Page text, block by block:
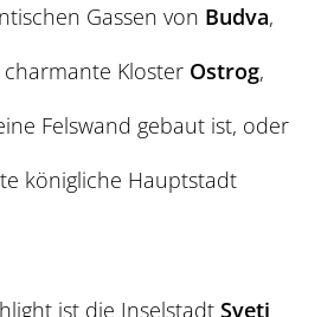
Gassen von Budva,
Kloster Ostrog,
Felswand gebaut ist, oder
königliche Hauptstadt
ist die Inselstadt Sveti